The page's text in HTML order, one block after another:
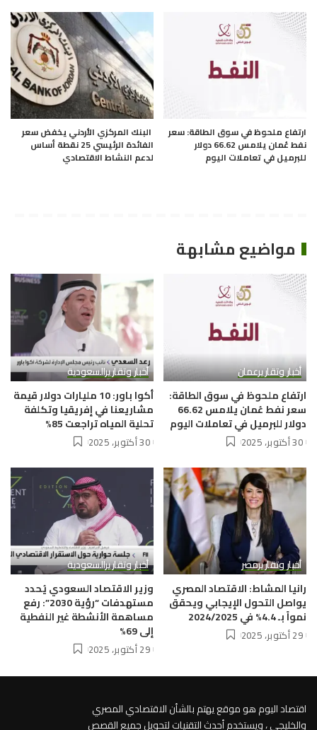
ارتفاع ملحوظ في سوق الطاقة: سعر
نفط عُمان يلامس 66.62 دولار
للبرميل في تعاملات اليوم
البنك المركزي الأردني يخفض سعر
الفائدة الرئيسي 25 نقطة أساس
لدعم النشاط الاقتصادي
مواضيع مشابهة
أخبار وتقاريرعمان
ارتفاع ملحوظ في سوق الطاقة:
سعر نفط عُمان يلامس 66.62
دولار للبرميل في تعاملات اليوم
30 أكتوبر، 2025
أخبار وتقاريرالسعودية
أكوا باور: 10 مليارات دولار قيمة
مشاريعنا في إفريقيا وتكلفة
تحلية المياه تراجعت 85%
30 أكتوبر، 2025
أخبار وتقاريرمصر
رانيا المشاط: الاقتصاد المصري
يواصل التحول الإيجابي ويحقق
نمواً بـ 4.4% في 2024/2025
29 أكتوبر، 2025
أخبار وتقاريرالسعودية
وزير الاقتصاد السعودي يُحدد
مستهدفات “رؤية 2030”: رفع
مساهمة الأنشطة غير النفطية
إلى 69%
29 أكتوبر، 2025
اقتصاد اليوم هو موقع يهتم بالشأن الاقتصادي المصري
والخليجي ، ويستخدم أحدث التقنيات لتحويل جميع القصص